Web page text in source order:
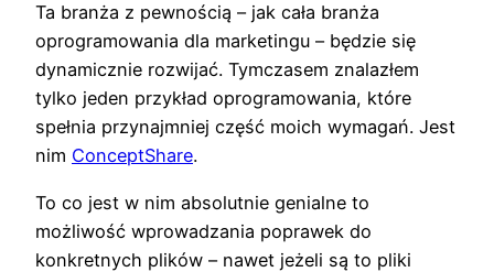
Ta branża z pewnością – jak cała branża
oprogramowania dla marketingu – będzie się
dynamicznie rozwijać. Tymczasem znalazłem
tylko jeden przykład oprogramowania, które
spełnia przynajmniej część moich wymagań. Jest
nim ConceptShare.
To co jest w nim absolutnie genialne to
możliwość wprowadzania poprawek do
konkretnych plików – nawet jeżeli są to pliki